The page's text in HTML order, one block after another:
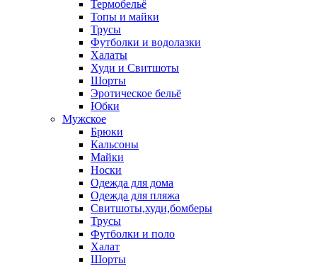
Термобельё
Топы и майки
Трусы
Футболки и водолазки
Халаты
Худи и Свитшоты
Шорты
Эротическое бельё
Юбки
Мужское
Брюки
Кальсоны
Майки
Носки
Одежда для дома
Одежда для пляжа
Свитшоты,худи,бомберы
Трусы
Футболки и поло
Халат
Шорты